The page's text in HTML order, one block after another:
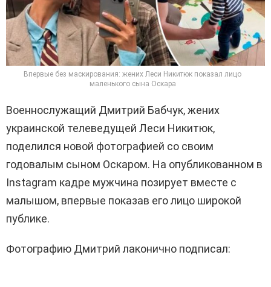
Впервые без маскирования: жених Леси Никитюк показал лицо
маленького сына Оскара
Военнослужащий Дмитрий Бабчук, жених
украинской телеведущей Леси Никитюк,
поделился новой фотографией со своим
годовалым сыном Оскаром. На опубликованном в
Instagram кадре мужчина позирует вместе с
малышом, впервые показав его лицо широкой
публике.
Фотографию Дмитрий лаконично подписал: